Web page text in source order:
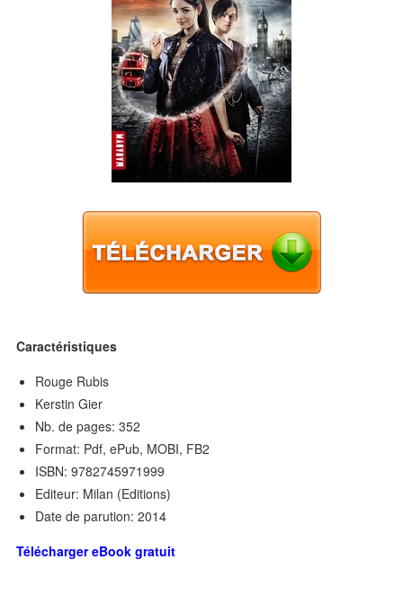
Caractéristiques
Rouge Rubis
Kerstin Gier
Nb. de pages: 352
Format: Pdf, ePub, MOBI, FB2
ISBN: 9782745971999
Editeur: Milan (Editions)
Date de parution: 2014
Télécharger eBook gratuit